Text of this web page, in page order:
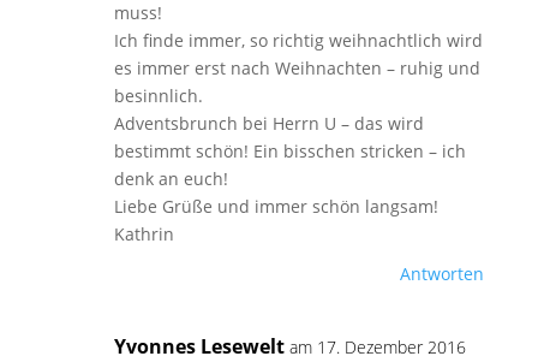
muss!
Ich finde immer, so richtig weihnachtlich wird
es immer erst nach Weihnachten – ruhig und
besinnlich.
Adventsbrunch bei Herrn U – das wird
bestimmt schön! Ein bisschen stricken – ich
denk an euch!
Liebe Grüße und immer schön langsam!
Kathrin
Antworten
Yvonnes Lesewelt am 17. Dezember 2016